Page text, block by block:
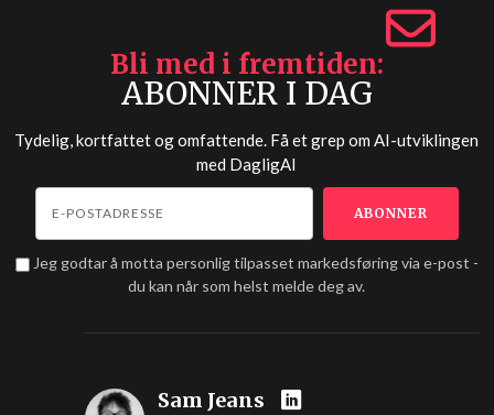
Bli med i fremtiden
ABONNER I DAG
Tydelig, kortfattet og omfattende. Få et grep om AI-utviklingen
med DagligAI
Jeg godtar å motta personlig tilpasset markedsføring via e-post -
du kan når som helst melde deg av.
Sam Jeans